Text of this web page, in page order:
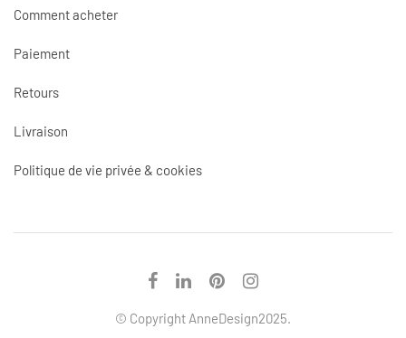
Comment acheter
Paiement
Retours
Livraison
Politique de vie privée & cookies
© Copyright AnneDesign2025.